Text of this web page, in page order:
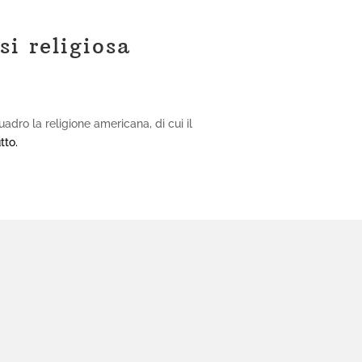
religiosa
la religione americana, di cui il